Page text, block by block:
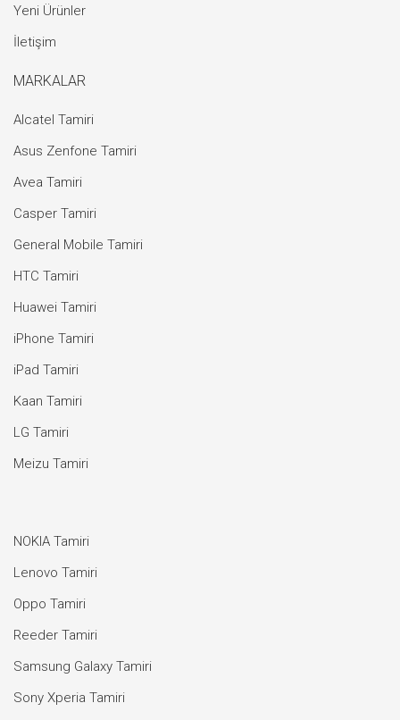
Yeni Ürünler
İletişim
MARKALAR
Alcatel Tamiri
Asus Zenfone Tamiri
Avea Tamiri
Casper Tamiri
General Mobile Tamiri
HTC Tamiri
Huawei Tamiri
iPhone Tamiri
iPad Tamiri
Kaan Tamiri
LG Tamiri
Meizu Tamiri
NOKIA Tamiri
Lenovo Tamiri
Oppo Tamiri
Reeder Tamiri
Samsung Galaxy Tamiri
Sony Xperia Tamiri